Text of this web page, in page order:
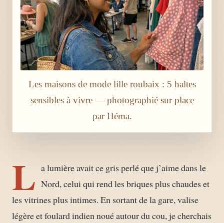
Les maisons de mode lille roubaix : 5 haltes
sensibles à vivre — photographié sur place
par Héma.
L a lumière avait ce gris perlé que j’aime dans le
Nord, celui qui rend les briques plus chaudes et
les vitrines plus intimes. En sortant de la gare, valise
légère et foulard indien noué autour du cou, je cherchais